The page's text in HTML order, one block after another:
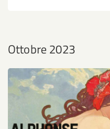
Ottobre 2023